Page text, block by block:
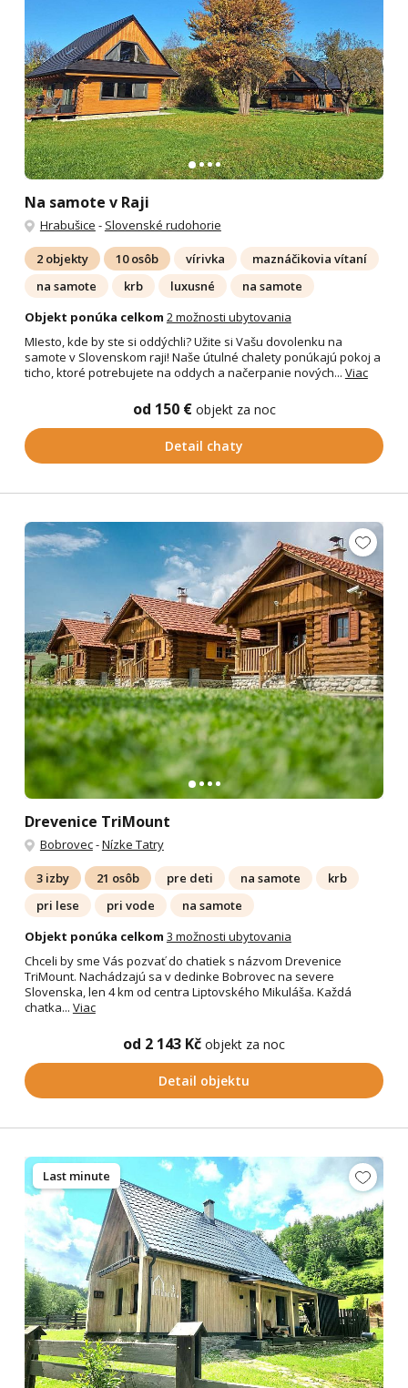
Na samote v Raji
Hrabušice - Slovenské rudohorie
2 objekty 10 osôb vírivka
maznáčikovia vítaní
na samote
krb luxusné
na samote
Objekt ponúka celkom 2 možnosti ubytovania
MIesto, kde by ste si oddýchli? Užite si Vašu dovolenku na
samote v Slovenskom raji! Naše útulné chalety ponúkajú pokoj a
ticho, ktoré potrebujete na oddych a načerpanie nových... Viac
od 150 € objekt za noc
Detail chaty
Drevenice TriMount
Bobrovec-Nízke Tatry
3 izby 21 osôb pre deti na samote
krb
pri lese
pri vode
na samote
Objekt ponúka celkom 3 možnosti ubytovania
Chceli by sme Vás pozvať do chatiek s názvom Drevenice
TriMount. Nachádzajú sa v dedinke Bobrovec na severe
Slovenska, len 4 km od centra Liptovského Mikuláša. Každá
chatka... Viac
od 2 143 Kč objekt za noc
Detail objektu
Last minute